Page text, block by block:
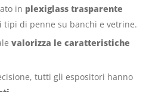
in plexiglass trasparente
tipi di penne su banchi e vetrine.
valorizza le caratteristiche
tutti gli espositori hanno